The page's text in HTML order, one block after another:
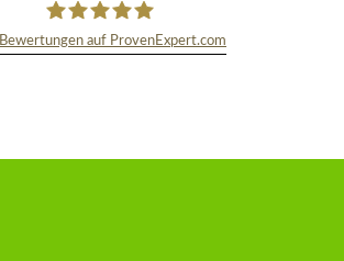
Bewertungen auf ProvenExpert.com